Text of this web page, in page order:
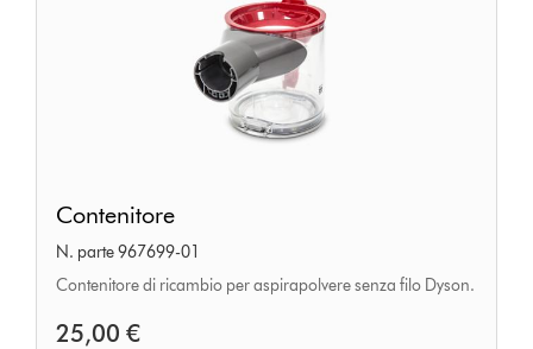
Contenitore
N. parte 967699-01
Contenitore di ricambio per aspirapolvere senza filo Dyson.
25,00 €